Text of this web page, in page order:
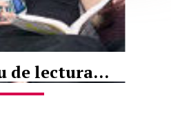
de lectura...